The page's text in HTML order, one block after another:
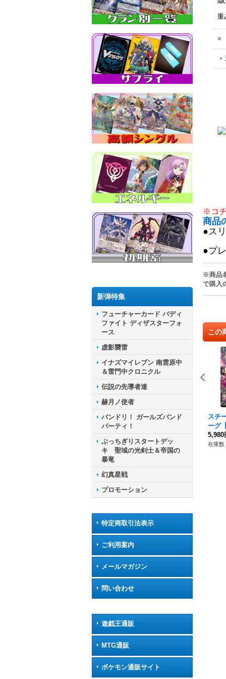
新弾特集
フューチャーカード バディ
ファイト ディザスターフォ
ース
虚影襲雷
イナズマイレブン 南雲原中
＆雷門中クロニクル
伝説の先導者達
赫月ノ使者
バンドリ！ ガールズバンド
パーティ！
ぶっちぎりスタートデッ
キ 聖域の光剣士＆帝国の
暴竜
幻真星戦
プロモーション
特定商取引法表示
ご利用案内
メールマガジン
問い合わせ
遊戯王通販
MTG通販
ポケモン通販サイト
重
×
※コ
商品
●ス
●プ
※商品
で購入
この
スチ
ーグ
2/
テイ
5,980
在庫数